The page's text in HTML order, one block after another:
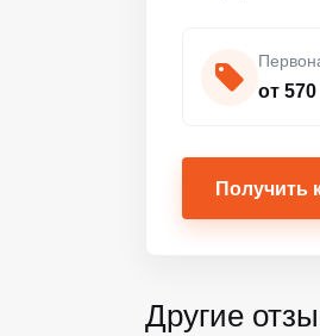
от
Получить
Другие